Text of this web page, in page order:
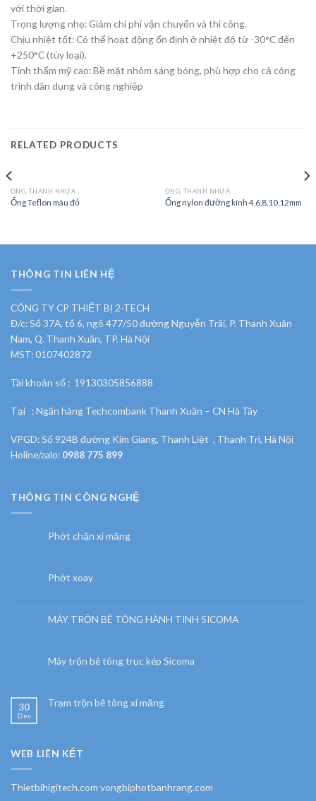
với thời gian.
Trọng lượng nhẹ: Giảm chi phí vận chuyển và thi công.
Chịu nhiệt tốt: Có thể hoạt động ổn định ở nhiệt độ từ -30°C đến
+250°C (tùy loại).
Tính thẩm mỹ cao: Bề mặt nhôm sáng bóng, phù hợp cho cả công
trình dân dụng và công nghiệp
RELATED PRODUCTS
ỐNG, THANH NHỰA
Ống Teflon màu đỏ
ỐNG, THANH NHỰA
Ống nylon đường kính 4,6,8,10,12mm
THÔNG TIN LIÊN HỆ
CÔNG TY CP THIẾT BỊ 2-TECH
Đ/c: Số 37A, tổ 6, ngõ 477/50 đường Nguyễn Trãi, P. Thanh Xuân
Nam, Q. Thanh Xuân, TP. Hà Nội
MST: 0107402872
Tài khoản số : 19130305856888
Tại : Ngân hàng Techcombank Thanh Xuân – CN Hà Tây
VPGD: Số 924B đường Kim Giang, Thanh Liệt , Thanh Trì, Hà Nội
Holine/zalo: 0988 775 899
THÔNG TIN CÔNG NGHỆ
Phớt chặn xi măng
Phớt xoay
MÁY TRỘN BÊ TÔNG HÀNH TINH SICOMA
Máy trộn bê tông trục kép Sicoma
30
Dec
Trạm trộn bê tông xi măng
WEB LIÊN KẾT
Thietbihigitech.com vongbiphotbanhrang.com